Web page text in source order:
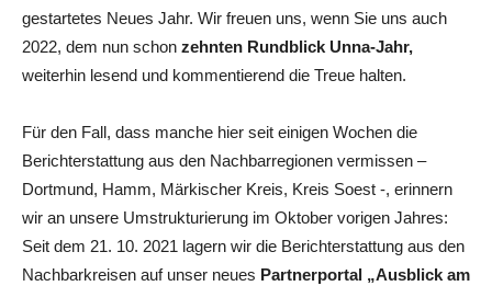
gestartetes Neues Jahr. Wir freuen uns, wenn Sie uns auch
2022, dem nun schon zehnten Rundblick Unna-Jahr,
weiterhin lesend und kommentierend die Treue halten.
Für den Fall, dass manche hier seit einigen Wochen die
Berichterstattung aus den Nachbarregionen vermissen –
Dortmund, Hamm, Märkischer Kreis, Kreis Soest -, erinnern
wir an unsere Umstrukturierung im Oktober vorigen Jahres:
Seit dem 21. 10. 2021 lagern wir die Berichterstattung aus den
Nachbarkreisen auf unser neues Partnerportal „Ausblick am